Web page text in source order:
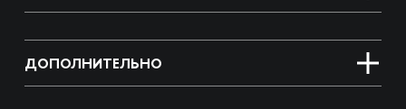
ДОПОЛНИТЕЛЬНО